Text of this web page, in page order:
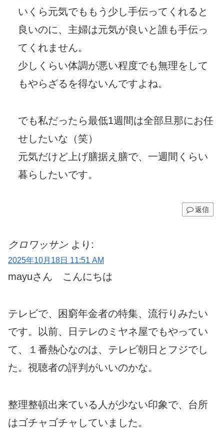
いくら元気でももう少し手伝ってくれると
良いのに、主婦は元気が良いと誰も手伝っ
てくれません。
少しくらい体調が悪い程度でも無理をして
もやらざるを得ないんですよね。
でも私だったら最低1週間は全部旦那にお任
せしたいな（笑）
元気だけど上げ膳据え膳で、一週間くらい
暮らしたいです。
返信
クロワッサン より:
2025年10月18日 11:51 AM
mayuさん こんにちは
テレビで、困窮年金者の特集、流行りみたい
です。以前、日テレのミヤネ屋でもやってい
て、１番熱心なのは、テレビ朝日とフジでし
た。視聴者の評判がいいのかな。
整理整頓出来ている人が少ない印象で、台所
はゴチャゴチャしていました。